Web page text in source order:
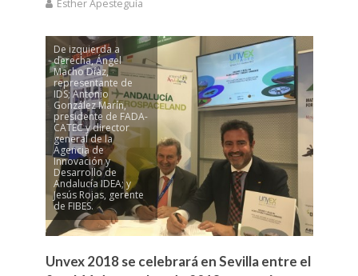
Esther Apesteguía
De izquierda a
derecha, Ángel
Macho Díaz,
representante de
IDS; Antonio
González Marín,
presidente de FADA-
CATEC y director
general de la
Agencia de
Innovación y
Desarrollo de
Andalucía IDEA; y
Jesús Rojas, gerente
de FIBES.
Unvex 2018 se celebrará en Sevilla entre el